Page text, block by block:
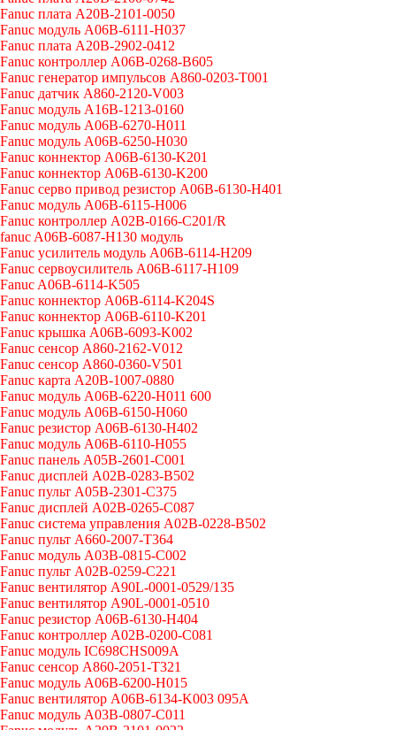
Fanuc плата A20B-2101-0050
Fanuc модуль A06B-6111-H037
Fanuc плата A20B-2902-0412
Fanuc контроллер A06B-0268-B605
Fanuc генератор импульсов A860-0203-T001
Fanuc датчик A860-2120-V003
Fanuc модуль A16B-1213-0160
Fanuc модуль A06B-6270-H011
Fanuc модуль A06B-6250-H030
Fanuc коннектор A06B-6130-K201
Fanuc коннектор A06B-6130-K200
Fanuc серво привод резистор A06B-6130-H401
Fanuc модуль A06B-6115-H006
Fanuc контроллер A02B-0166-C201/R
fanuc A06B-6087-H130 модуль
Fanuc усилитель модуль A06B-6114-H209
Fanuc сервоусилитель A06B-6117-H109
Fanuc A06B-6114-K505
Fanuc коннектор A06B-6114-K204S
Fanuc коннектор A06B-6110-K201
Fanuc крышка A06B-6093-K002
Fanuc сенсор A860-2162-V012
Fanuc сенсор A860-0360-V501
Fanuc карта A20B-1007-0880
Fanuc модуль A06B-6220-H011 600
Fanuc модуль A06B-6150-H060
Fanuc резистор A06B-6130-H402
Fanuc модуль A06B-6110-H055
Fanuc панель A05B-2601-C001
Fanuc дисплей A02B-0283-B502
Fanuc пульт A05B-2301-C375
Fanuc дисплей A02B-0265-C087
Fanuc система управления A02B-0228-B502
Fanuc пульт A660-2007-T364
Fanuc модуль A03B-0815-C002
Fanuc пульт A02B-0259-C221
Fanuc вентилятор A90L-0001-0529/135
Fanuc вентилятор A90L-0001-0510
Fanuc резистор A06B-6130-H404
Fanuc контроллер A02B-0200-C081
Fanuc модуль IC698CHS009A
Fanuc сенсор A860-2051-T321
Fanuc модуль A06B-6200-H015
Fanuc вентилятор A06B-6134-K003 095A
Fanuc модуль A03B-0807-C011